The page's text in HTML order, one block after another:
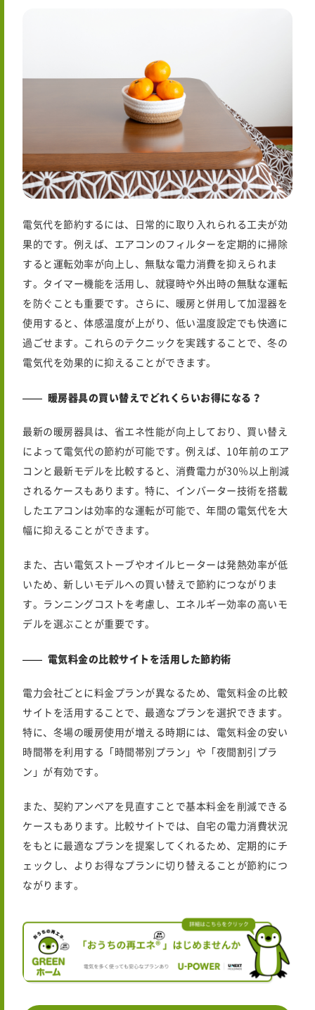
電気代を節約するには、日常的に取り入れられる工夫が効
果的です。例えば、エアコンのフィルターを定期的に掃除
すると運転効率が向上し、無駄な電力消費を抑えられま
す。タイマー機能を活用し、就寝時や外出時の無駄な運転
を防ぐことも重要です。さらに、暖房と併用して加湿器を
使用すると、体感温度が上がり、低い温度設定でも快適に
過ごせます。これらのテクニックを実践することで、冬の
電気代を効果的に抑えることができます。
暖房器具の買い替えでどれくらいお得になる？
最新の暖房器具は、省エネ性能が向上しており、買い替え
によって電気代の節約が可能です。例えば、10年前のエア
コンと最新モデルを比較すると、消費電力が30％以上削減
されるケースもあります。特に、インバーター技術を搭載
したエアコンは効率的な運転が可能で、年間の電気代を大
幅に抑えることができます。
また、古い電気ストーブやオイルヒーターは発熱効率が低
いため、新しいモデルへの買い替えで節約につながりま
す。ランニングコストを考慮し、エネルギー効率の高いモ
デルを選ぶことが重要です。
電気料金の比較サイトを活用した節約術
電力会社ごとに料金プランが異なるため、電気料金の比較
サイトを活用することで、最適なプランを選択できます。
特に、冬場の暖房使用が増える時期には、電気料金の安い
時間帯を利用する「時間帯別プラン」や「夜間割引プラ
ン」が有効です。
また、契約アンペアを見直すことで基本料金を削減できる
ケースもあります。比較サイトでは、自宅の電力消費状況
をもとに最適なプランを提案してくれるため、定期的にチ
ェックし、よりお得なプランに切り替えることが節約につ
ながります。